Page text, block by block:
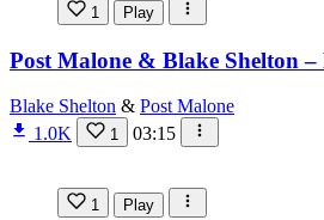
1 Play
Post Malone & Blake Shelton
Blake Shelton & Post Malone
1.0K
1 03:15
1 Play